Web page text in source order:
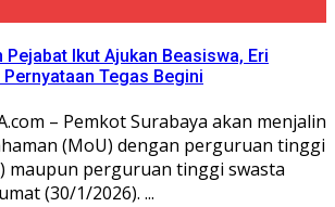
Pejabat Ikut Ajukan Beasiswa, Eri
Pernyataan Tegas Begini
– Pemkot Surabaya akan menjalin
(MoU) dengan perguruan tinggi
maupun perguruan tinggi swasta
(30/1/2026). ...